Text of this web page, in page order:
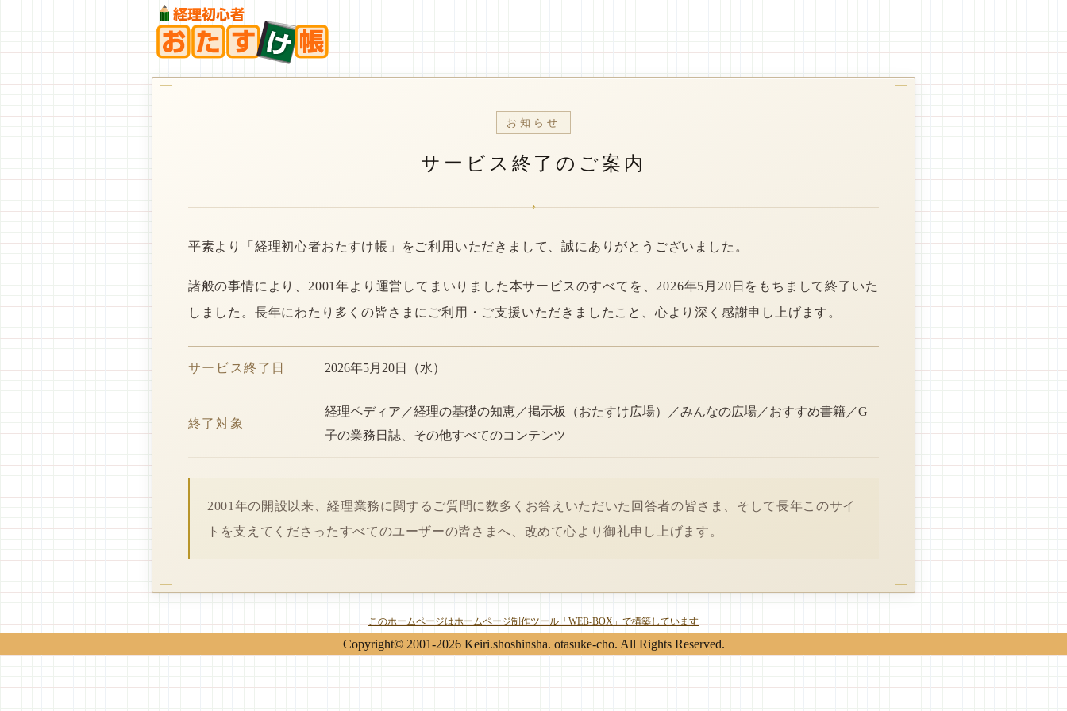
お知らせ
サービス終了のご案内
*
平素より「経理初心者おたすけ帳」をご利用いただきまして、誠にありがとうございました。
諸般の事情により、2001年より運営してまいりました本サービスのすべてを、2026年5月20日をもちまして終了いた
しました。長年にわたり多くの皆さまにご利用・ご支援いただきましたこと、心より深く感謝申し上げます。
サービス終了日 2026年5月20日（水）
終了対象
経理ペディア／経理の基礎の知恵／掲示板（おたすけ広場）／みんなの広場／おすすめ書籍／G
子の業務日誌、その他すべてのコンテンツ
2001年の開設以来、経理業務に関するご質問に数多くお答えいただいた回答者の皆さま、そして長年このサイ
トを支えてくださったすべてのユーザーの皆さまへ、改めて心より御礼申し上げます。
このホームページはホームページ制作ツール「WEB-BOX」で構築しています
Copyright© 2001-2026 Keiri.shoshinsha. otasuke-cho. All Rights Reserved.